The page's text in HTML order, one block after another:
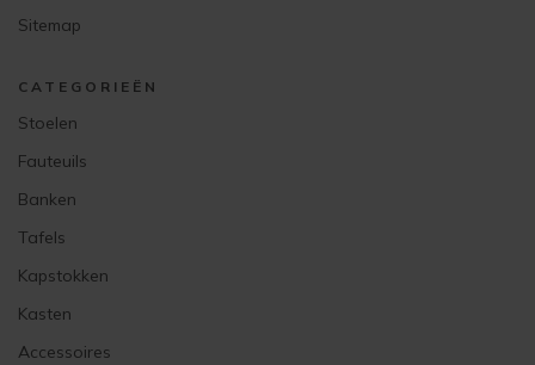
Sitemap
CATEGORIEËN
Stoelen
Fauteuils
Banken
Tafels
Kapstokken
Kasten
Accessoires